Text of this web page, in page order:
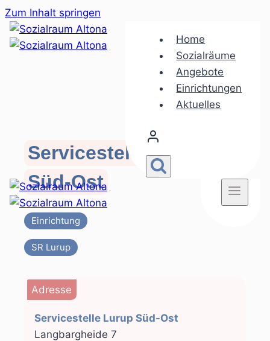
Zum Inhalt springen
Home
Sozialräume
Angebote
Einrichtungen
Aktuelles
Servicestelle Lurup
Süd-Ost
Einrichtung
SR Lurup
Adresse
Servicestelle Lurup Süd-Ost
Langbargheide 7